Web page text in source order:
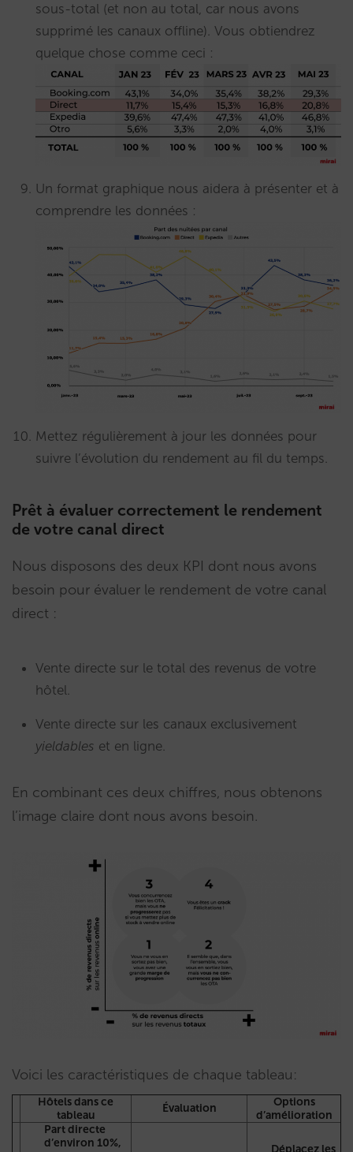
sous-total (et non au total, car nous avons
supprimé les canaux offline). Vous obtiendrez
quelque chose comme ceci :
Un format graphique nous aidera à présenter et à
comprendre les données :
Mettez régulièrement à jour les données pour
suivre l’évolution du rendement au fil du temps.
Prêt à évaluer correctement le rendement
de votre canal direct
Nous disposons des deux KPI dont nous avons
besoin pour évaluer le rendement de votre canal
direct :
Vente directe sur le total des revenus de votre
hôtel.
Vente directe sur les canaux exclusivement
yieldables et en ligne.
En combinant ces deux chiffres, nous obtenons
l’image claire dont nous avons besoin.
Voici les caractéristiques de chaque tableau:
Hôtels dans ce
tableau
Évaluation
Options
d’amélioration
Part directe
d’environ 10%,
Déplacez les